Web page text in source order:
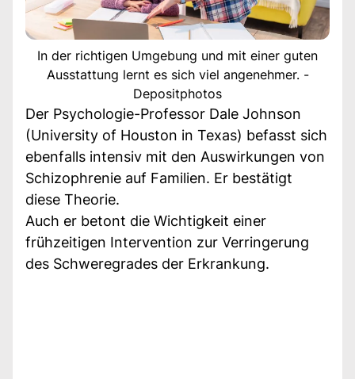
In der richtigen Umgebung und mit einer guten
Ausstattung lernt es sich viel angenehmer. -
Depositphotos
Der Psychologie-Professor Dale Johnson
(University of Houston in Texas) befasst sich
ebenfalls intensiv mit den Auswirkungen von
Schizophrenie auf Familien. Er bestätigt
diese Theorie.
Auch er betont die Wichtigkeit einer
frühzeitigen Intervention zur Verringerung
des Schweregrades der Erkrankung.